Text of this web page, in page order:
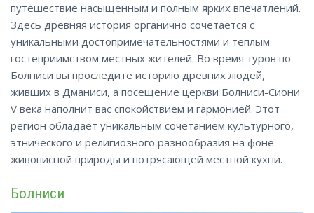
путешествие насыщенным и полным ярких впечатлений.
Здесь древняя история органично сочетается с
уникальными достопримечательностями и теплым
гостеприимством местных жителей. Во время туров по
Болниси вы проследите историю древних людей,
живших в Дманиси, а посещение церкви Болниси-Сиони
V века наполнит вас спокойствием и гармонией. Этот
регион обладает уникальным сочетанием культурного,
этнического и религиозного разнообразия на фоне
живописной природы и потрясающей местной кухни.
Болниси